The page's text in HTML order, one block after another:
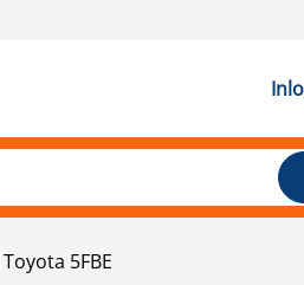
Toyota 5FBE